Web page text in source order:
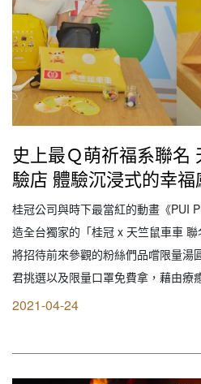
史上最Ｑ萌祈福系聯名
驗店 體驗沉浸式的幸福
桂冠公司與時下最當紅的動畫《PUI
造全台獨家的「桂冠 x 天竺鼠車車
將招待前來參觀的粉絲們品嚐限量湯
君挑選以及限量口罩免費拿，藉由療
車IP，延伸湯圓所象徵的圓滿，共創
2021-04-24